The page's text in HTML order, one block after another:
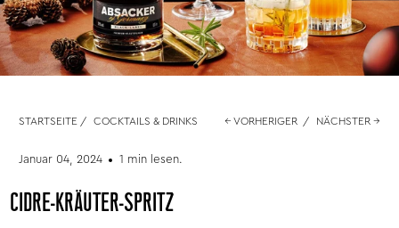
STARTSEITE / COCKTAILS & DRINKS ← VORHERIGER / NÄCHSTER →
Januar 04, 2024 1 min lesen.
CIDRE-KRÄUTER-SPRITZ